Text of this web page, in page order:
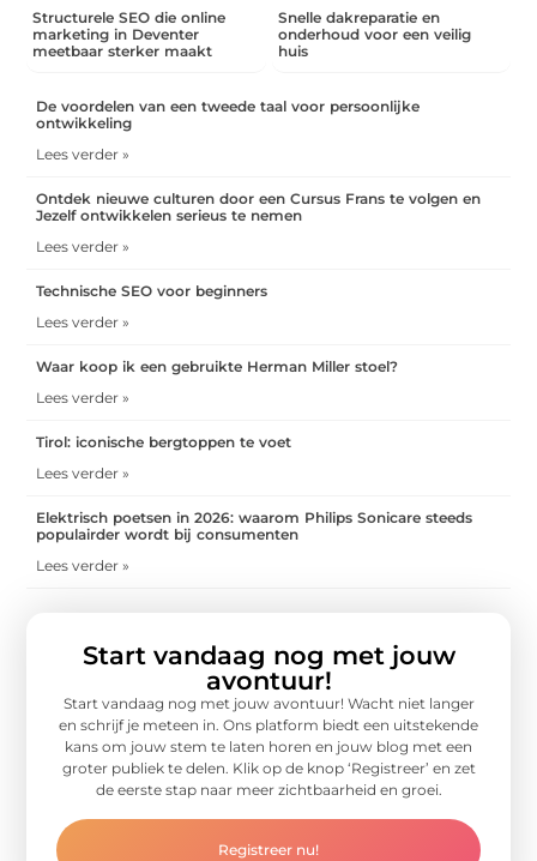
Structurele SEO die online
marketing in Deventer
meetbaar sterker maakt
Snelle dakreparatie en
onderhoud voor een veilig
huis
De voordelen van een tweede taal voor persoonlijke
ontwikkeling
Lees verder »
Ontdek nieuwe culturen door een Cursus Frans te volgen en
Jezelf ontwikkelen serieus te nemen
Lees verder »
Technische SEO voor beginners
Lees verder »
Waar koop ik een gebruikte Herman Miller stoel?
Lees verder »
Tirol: iconische bergtoppen te voet
Lees verder »
Elektrisch poetsen in 2026: waarom Philips Sonicare steeds
populairder wordt bij consumenten
Lees verder »
Start vandaag nog met jouw
avontuur!
Start vandaag nog met jouw avontuur! Wacht niet langer
en schrijf je meteen in. Ons platform biedt een uitstekende
kans om jouw stem te laten horen en jouw blog met een
groter publiek te delen. Klik op de knop ‘Registreer’ en zet
de eerste stap naar meer zichtbaarheid en groei.
Registreer nu!